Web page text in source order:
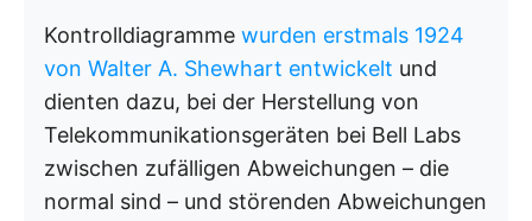
Kontrolldiagramme wurden erstmals 1924
von Walter A. Shewhart entwickelt und
dienten dazu, bei der Herstellung von
Telekommunikationsgeräten bei Bell Labs
zwischen zufälligen Abweichungen – die
normal sind – und störenden Abweichungen